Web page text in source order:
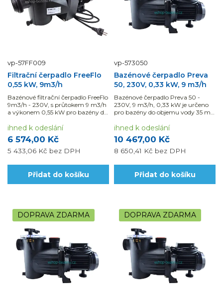
vp-57FF009
Filtrační čerpadlo FreeFlo
0,55 kW, 9m3/h
Bazénové filtrační čerpadlo FreeFlo
9m3/h - 230V, s průtokem 9 m3/h
a výkonem 0,55 kW pro bazény do
samonasávací a lze jej použít
pouze na sladkou vodu.
6 574,00 Kč
5 433,06 Kč bez DPH
ihned k odeslání
Přidat do košíku
vp-573050
Bazénové čerpadlo Preva
50, 230V, 0,33 kW, 9 m3/h
Bazénové čerpadlo Preva 50 -
230V, 9 m3/h, 0,33 kW je určeno
pro bazény do objemu vody 35 m3
slanou vodu. Využijte
možnosti naší montáže a dodávky
materiálu...
10 467,00 Kč
8 650,41 Kč bez DPH
ihned k odeslání
Přidat do košíku
DOPRAVA ZDARMA DOPRAVA ZDARMA